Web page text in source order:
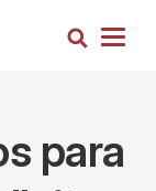
Busca
para